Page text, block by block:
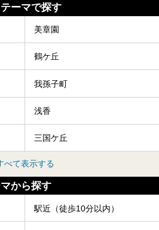
ーマで探す
美章園
鶴ケ丘
我孫子町
浅香
三国ケ丘
べて表示する
から探す
駅近（徒歩10分以内）